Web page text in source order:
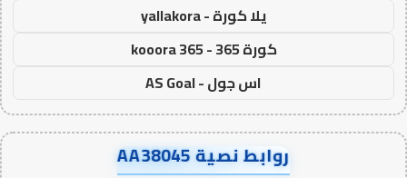
يلا كورة - yallakora
كورة 365 - kooora 365
اس جول - AS Goal
روابط نصية AA38045